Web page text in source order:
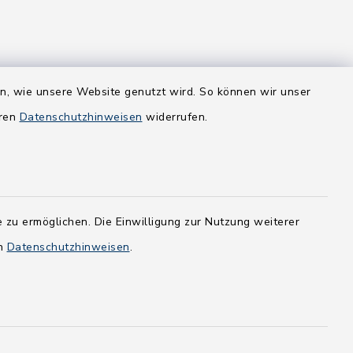
wie unsere Website genutzt wird. So können wir unser
Datenschutzhinweisen widerrufen.
ermöglichen. Die Einwilligung zur Nutzung weiterer
Datenschutzhinweisen.